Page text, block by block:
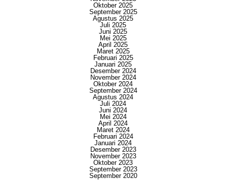
Oktober 2025
September 2025
Agustus 2025
Juli 2025
Juni 2025
Mei 2025
April 2025
Maret 2025
Februari 2025
Januari 2025
Desember 2024
November 2024
Oktober 2024
September 2024
Agustus 2024
Juli 2024
Juni 2024
Mei 2024
April 2024
Maret 2024
Februari 2024
Januari 2024
Desember 2023
November 2023
Oktober 2023
September 2023
September 2020